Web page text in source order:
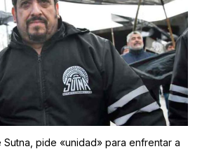
pide «unidad» para enfrentar a